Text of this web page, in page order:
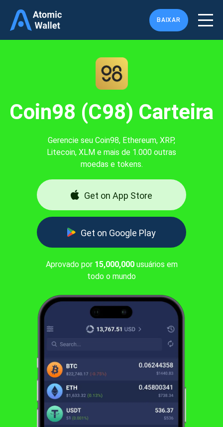
BAIXAR
Coin98 (C98) Carteira
Gerencie seu Coin98, Ethereum, XRP,
Litecoin, XLM e mais de 1.000 outras
moedas e tokens.
Get on App Store
Get on Google Play
Aprovado por 15,000,000usuários em
todo o mundo